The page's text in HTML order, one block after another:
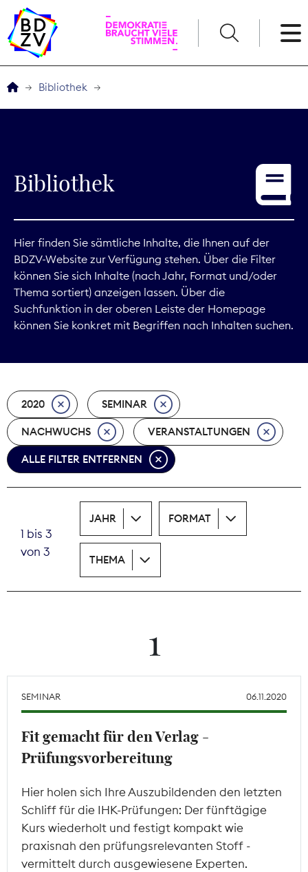
Service
Digitales
Kommunikation
Marktdaten
Nachhaltigkeit
Nachwuchs
Nova Award
Pressefreiheit
Print
Recht
Theodor-Wolff-Preis
Wächterpreis
ALLE THEMEN
Mitgliederbereich
Bibliothek
Bibliothek
Hier finden Sie sämtliche Inhalte, die Ihnen auf der
BDZV-Website zur Verfügung stehen. Über die Filter
können Sie sich Inhalte (nach Jahr, Format und/oder
Thema sortiert) anzeigen lassen. Über die
Suchfunktion in der oberen Leiste der Homepage
können Sie konkret mit Begriffen nach Inhalten suchen.
2020 SEMINAR
NACHWUCHS VERANSTALTUNGEN
ALLE FILTER ENTFERNEN
1 bis 3
von 3
JAHR FORMAT
THEMA
1
SEMINAR 06.11.2020
Fit gemacht für den Verlag -
Prüfungsvorbereitung
Hier holen sich Ihre Auszubildenden den letzten
Schliff für die IHK-Prüfungen: Der fünftägige
Kurs wiederholt und festigt kompakt wie
praxisnah den prüfungsrelevanten Stoff -
vermittelt durch ausgewiesene Experten.